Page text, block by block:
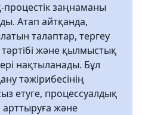
заңнаманы
Атап айтқанда,
талаптар, тергеу
және қылмыстық
нақтыланады. Бұл
тәжірибесінің
етуге, процессуалдық
және